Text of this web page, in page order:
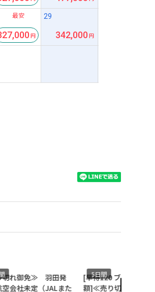
最安 29
342,000
れ御免≫ 羽田発
会社未定（JALまた
[早得120 ブロードウ
額]≪売り切れ御免≫
5日間